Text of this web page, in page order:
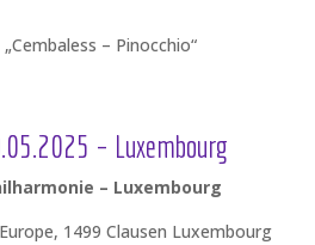
„Cembaless – Pinocchio“
– Luxembourg
– Luxembourg
1499 Clausen Luxembourg